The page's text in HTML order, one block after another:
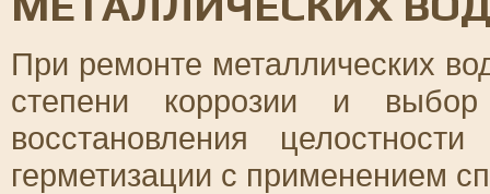
При ремонте металлических
степени коррозии и
восстановления
герметизации с применением